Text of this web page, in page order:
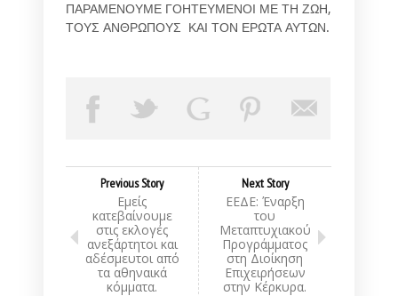
ΠΑΡΑΜΕΝΟΥΜΕ ΓΟΗΤΕΥΜΕΝΟΙ ΜΕ ΤΗ ΖΩΗ,
ΤΟΥΣ ΑΝΘΡΩΠΟΥΣ ΚΑΙ ΤΟΝ ΕΡΩΤΑ ΑΥΤΩΝ.
Previous Story
Εμείς
κατεβαίνουμε
στις εκλογές
ανεξάρτητοι και
αδέσμευτοι από
τα αθηναικά
κόμματα.
Next Story
ΕΕΔΕ: Έναρξη
του
Μεταπτυχιακού
Προγράμματος
στη Διοίκηση
Επιχειρήσεων
στην Κέρκυρα.